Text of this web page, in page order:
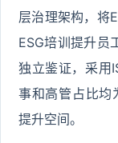
层治理架构，将
ESG培训提升员
独立鉴证，采用
事和高管占比均
提升空间。